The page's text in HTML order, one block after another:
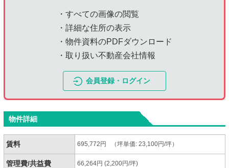
・すべての画像の閲覧
・詳細な住所の表示
・物件資料のPDFダウンロード
・取り扱い不動産会社情報
会員登録・ログイン
物件詳細
賃料 695,772円 （坪単価: 23,100円/坪）
管理費/共益費 66,264円 (2,200円/坪)